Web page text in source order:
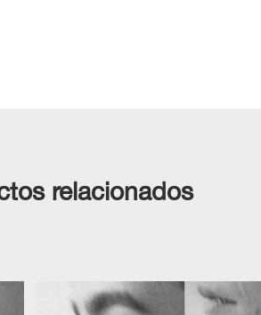
relacionados